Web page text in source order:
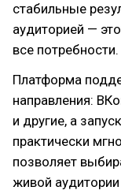
стабильные
аудиторией —
все потребности.
Платформа
направления:
и другие, а
практически
позволяет
живой